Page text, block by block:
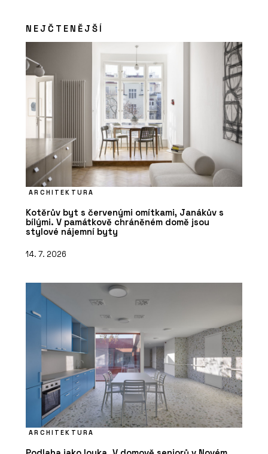
PRODUKTY
Sklopná postel - PROFIL NÁBYTEK
NEJČTENĚJŠÍ
ARCHITEKTURA
Kotěrův byt s červenými omítkami, Janákův s
bílými. V památkově chráněném domě jsou
stylové nájemní byty
14. 7. 2026
ARCHITEKTURA